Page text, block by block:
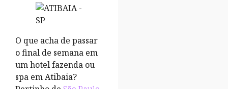
O que acha de passar
o final de semana em
um hotel fazenda ou
spa em Atibaia?